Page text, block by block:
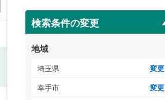
ジ
に
保
存
す
る
検索条件の変更
地域
埼玉県 変更
幸手市 変更
南埼玉郡宮代町(2)
ＴＶモニタ付インターホン
（5）